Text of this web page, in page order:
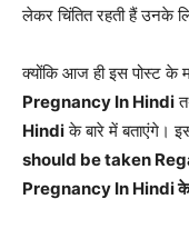
लेकर चिंतित रहती हैं उनके
क्योंकि आज ही इस पोस्ट के
Pregnancy In Hindi
Hindiके बारे में बताएंगे।
should be taken
Pregnancy In Hindi के